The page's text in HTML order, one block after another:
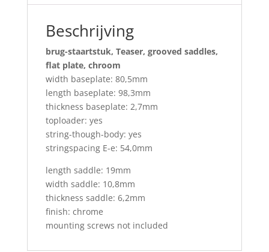
Beschrijving
brug-staartstuk, Teaser, grooved saddles,
flat plate, chroom
width baseplate: 80,5mm
length baseplate: 98,3mm
thickness baseplate: 2,7mm
toploader: yes
string-though-body: yes
stringspacing E-e: 54,0mm
length saddle: 19mm
width saddle: 10,8mm
thickness saddle: 6,2mm
finish: chrome
mounting screws not included